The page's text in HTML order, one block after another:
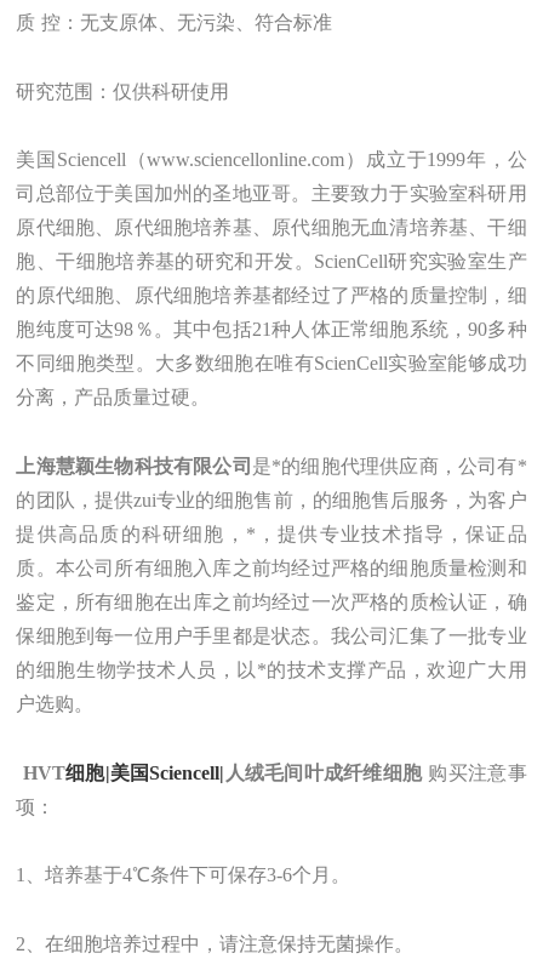
质 控：无支原体、无污染、符合标准
研究范围：仅供科研使用
美国Sciencell（www.sciencellonline.com）成立于1999年，公
司总部位于美国加州的圣地亚哥。主要致力于实验室科研用
原代细胞、原代细胞培养基、原代细胞无血清培养基、干细
胞、干细胞培养基的研究和开发。ScienCell研究实验室生产
的原代细胞、原代细胞培养基都经过了严格的质量控制，细
胞纯度可达98％。其中包括21种人体正常细胞系统，90多种
不同细胞类型。大多数细胞在唯有ScienCell实验室能够成功
分离，产品质量过硬。
上海慧颖生物科技有限公司 是*的细胞代理供应商，公司有*
的团队，提供zui专业的细胞售前，的细胞售后服务 ，为客户
提供高品质的科研细胞 ， *，提供专业技术指导 ，保证品
质。 本公司所有细胞入库之前均经过严格的细胞质量检测和
鉴定，所有细胞在出库之前均经过一次严格的质检认证，确
保细胞到每一位用户手里都是状态。 我公司汇集了一批专业
的细胞生物学技术人员，以*的技术支撑产品，欢迎广大用
户选购。
HVT细胞|美国Sciencell| 人绒毛间叶成纤维细胞 购买注意事
项：
1、培养基于4℃条件下可保存3-6个月。
2、在细胞培养过程中，请注意保持无菌操作。